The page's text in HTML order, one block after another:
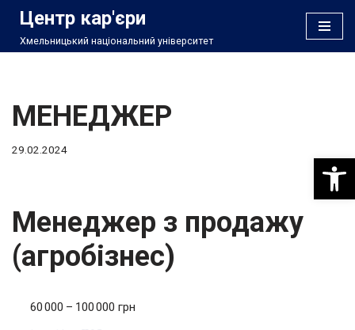
Перейти
Центр кар'єри
Хмельницький національний університет
МЕНЕДЖЕР
29.02.2024
Менеджер з продажу
(агробізнес)
60 000 – 100 000 грн